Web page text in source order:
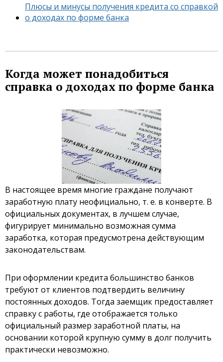
Плюсы и минусы получения кредита со справкой
о доходах по форме банка
Когда может понадобиться
справка о доходах по форме банка
В настоящее время многие граждане получают
заработную плату неофициально, т. е. в конверте. В
официальных документах, в лучшем случае,
фигурирует минимально возможная сумма
заработка, которая предусмотрена действующим
законодательствам.
При оформлении кредита большинство банков
требуют от клиентов подтвердить величину
постоянных доходов. Тогда заемщик предоставляет
справку с работы, где отображается только
официальный размер заработной платы, на
основании которой крупную сумму в долг получить
практически невозможно.